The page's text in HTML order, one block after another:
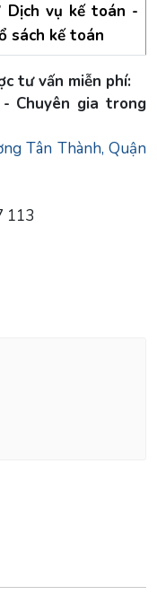
Dịch vụ kế toán -
sách kế toán
tư vấn miễn phí:
Chuyên gia trong
Tân Thành, Quận
113